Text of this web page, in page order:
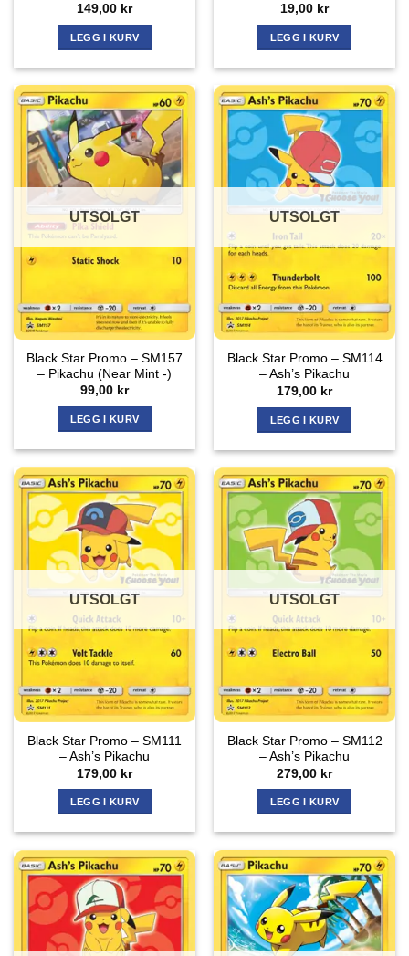
149,00 kr
LEGG I KURV
19,00 kr
LEGG I KURV
UTSOLGT
Black Star Promo – SM157
– Pikachu (Near Mint -)
99,00 kr
LEGG I KURV
UTSOLGT
Black Star Promo – SM114
– Ash’s Pikachu
179,00 kr
LEGG I KURV
UTSOLGT
Black Star Promo – SM111
– Ash’s Pikachu
179,00 kr
LEGG I KURV
UTSOLGT
Black Star Promo – SM112
– Ash’s Pikachu
279,00 kr
LEGG I KURV